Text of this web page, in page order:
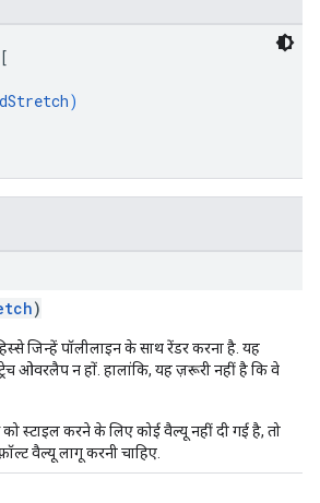
[
)
)
जिन्हें पॉलीलाइन के साथ रेंडर करना है. यह
ओवरलैप न हों. हालांकि, यह ज़रूरी नहीं है कि वे
स्टाइल करने के लिए कोई वैल्यू नहीं दी गई है, तो
वैल्यू लागू करनी चाहिए.